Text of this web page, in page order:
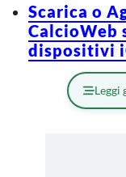
Scarica o
CalcioWeb
dispositivi
Leggi